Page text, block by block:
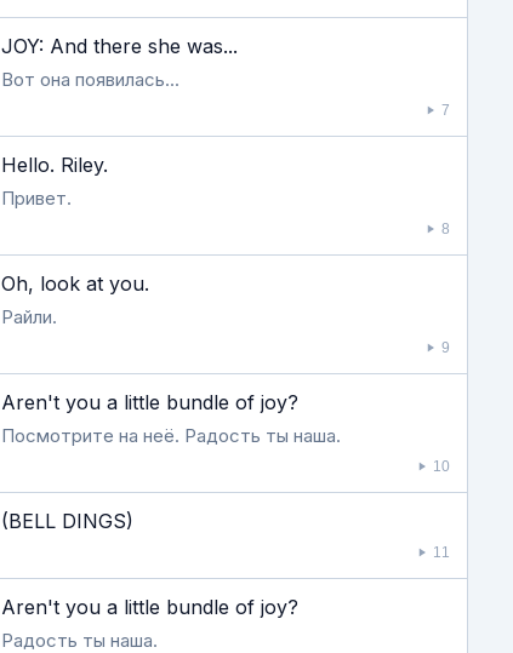
JOY: And there she was...
Вот она появилась...
7
Hello. Riley.
Привет.
8
Oh, look at you.
Райли.
9
Aren't you a little bundle of joy?
Посмотрите на неё. Радость ты наша.
10
(BELL DINGS)
11
Aren't you a little bundle of joy?
Радость ты наша.